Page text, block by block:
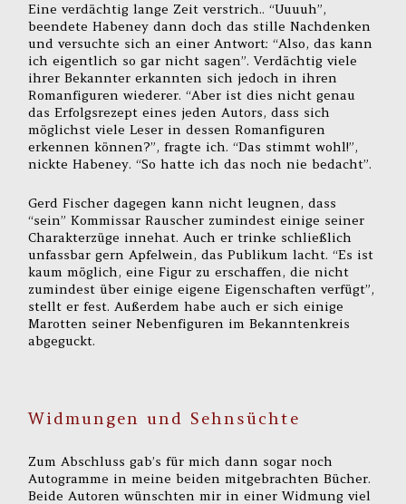
Eine verdächtig lange Zeit verstrich.. “Uuuuh”,
beendete Habeney dann doch das stille Nachdenken
und versuchte sich an einer Antwort: “Also, das kann
ich eigentlich so gar nicht sagen”. Verdächtig viele
ihrer Bekannter erkannten sich jedoch in ihren
Romanfiguren wiederer. “Aber ist dies nicht genau
das Erfolgsrezept eines jeden Autors, dass sich
möglichst viele Leser in dessen Romanfiguren
erkennen können?”, fragte ich. “Das stimmt wohl!”,
nickte Habeney. “So hatte ich das noch nie bedacht”.
Gerd Fischer dagegen kann nicht leugnen, dass
“sein” Kommissar Rauscher zumindest einige seiner
Charakterzüge innehat. Auch er trinke schließlich
unfassbar gern Apfelwein, das Publikum lacht. “Es ist
kaum möglich, eine Figur zu erschaffen, die nicht
zumindest über einige eigene Eigenschaften verfügt”,
stellt er fest. Außerdem habe auch er sich einige
Marotten seiner Nebenfiguren im Bekanntenkreis
abgeguckt.
Widmungen und Sehnsüchte
Zum Abschluss gab’s für mich dann sogar noch
Autogramme in meine beiden mitgebrachten Bücher.
Beide Autoren wünschten mir in einer Widmung viel